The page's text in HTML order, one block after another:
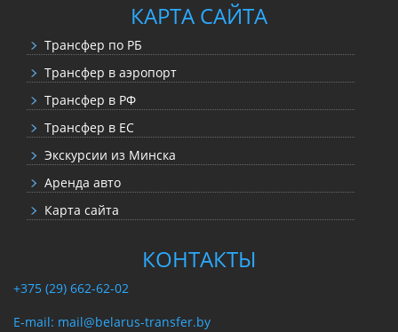
КАРТА САЙТА
Трансфер по РБ
Трансфер в аэропорт
Трансфер в РФ
Трансфер в ЕС
Экскурсии из Минска
Аренда авто
Карта сайта
КОНТАКТЫ
+375 (29) 662-62-02
E-mail: mail@belarus-transfer.by